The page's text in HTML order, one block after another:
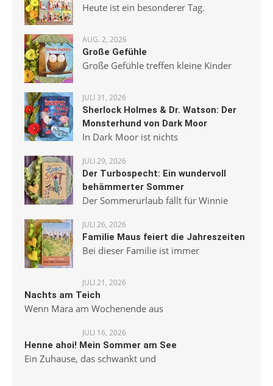
Heute ist ein besonderer Tag.
AUG. 2, 2026
Große Gefühle
Große Gefühle treffen kleine Kinder
JULI 31, 2026
Sherlock Holmes & Dr. Watson: Der
Monsterhund von Dark Moor
In Dark Moor ist nichts
JULI 29, 2026
Der Turbospecht: Ein wundervoll
behämmerter Sommer
Der Sommerurlaub fällt für Winnie
JULI 26, 2026
Familie Maus feiert die Jahreszeiten
Bei dieser Familie ist immer
JULI 21, 2026
Nachts am Teich
Wenn Mara am Wochenende aus
JULI 16, 2026
Henne ahoi! Mein Sommer am See
Ein Zuhause, das schwankt und